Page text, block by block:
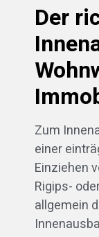
Der
Zum
einer
Einziehen
Rigips-
allgemein